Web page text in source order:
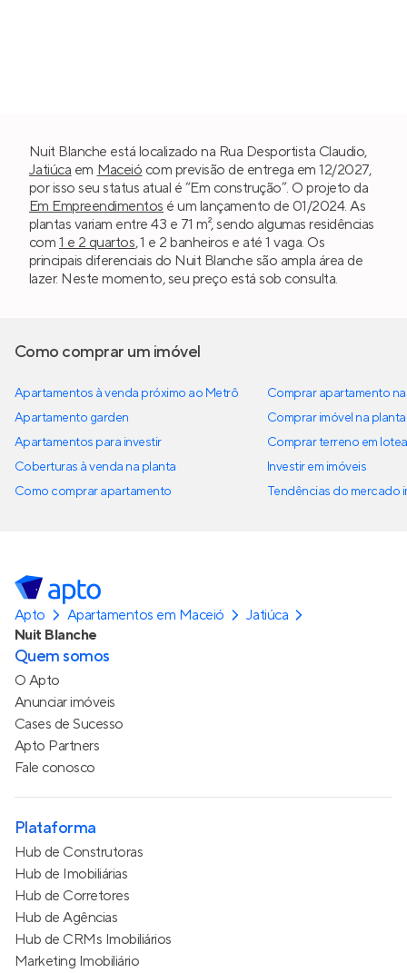
Nuit Blanche está localizado na Rua Desportista Claudio,
Jatiúca em Maceió com previsão de entrega em 12/2027,
por isso seu status atual é “Em construção”. O projeto da
Em Empreendimentos é um lançamento de 01/2024. As
plantas variam entre 43 e 71 m², sendo algumas residências
com 1 e 2 quartos, 1 e 2 banheiros e até 1 vaga. Os
principais diferenciais do Nuit Blanche são ampla área de
lazer. Neste momento, seu preço está sob consulta.
Como comprar um imóvel
Apartamentos à venda próximo ao Metrô
Apartamento garden
Apartamentos para investir
Coberturas à venda na planta
Como comprar apartamento
Comprar apartamento
Comprar imóvel na planta
Comprar terreno em
Investir em imóveis
Tendências do mercado
Apto Apartamentos em Maceió
Jatiúca
Nuit Blanche
Quem somos
O Apto
Anunciar imóveis
Cases de Sucesso
Apto Partners
Fale conosco
Plataforma
Hub de Construtoras
Hub de Imobiliárias
Hub de Corretores
Hub de Agências
Hub de CRMs Imobiliários
Marketing Imobiliário